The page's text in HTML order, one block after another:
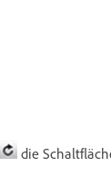
die